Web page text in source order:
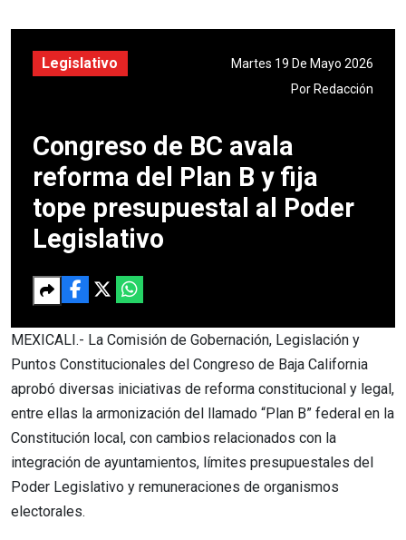
Legislativo
Martes 19 De Mayo 2026
Por Redacción
Congreso de BC avala
reforma del Plan B y fija
tope presupuestal al Poder
Legislativo
MEXICALI.- La Comisión de Gobernación, Legislación y
Puntos Constitucionales del Congreso de Baja California
aprobó diversas iniciativas de reforma constitucional y legal,
entre ellas la armonización del llamado “Plan B” federal en la
Constitución local, con cambios relacionados con la
integración de ayuntamientos, límites presupuestales del
Poder Legislativo y remuneraciones de organismos
electorales.